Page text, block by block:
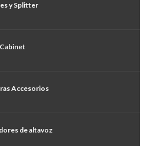
y Splitter
Accesorios
de altavoz